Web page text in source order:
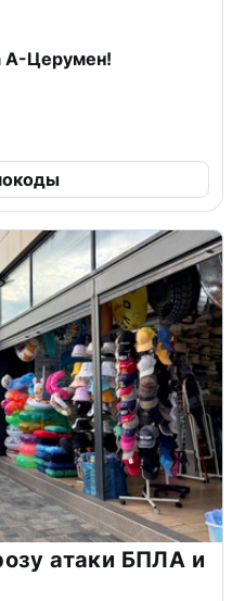
А-Церумен!
атаки БПЛА и